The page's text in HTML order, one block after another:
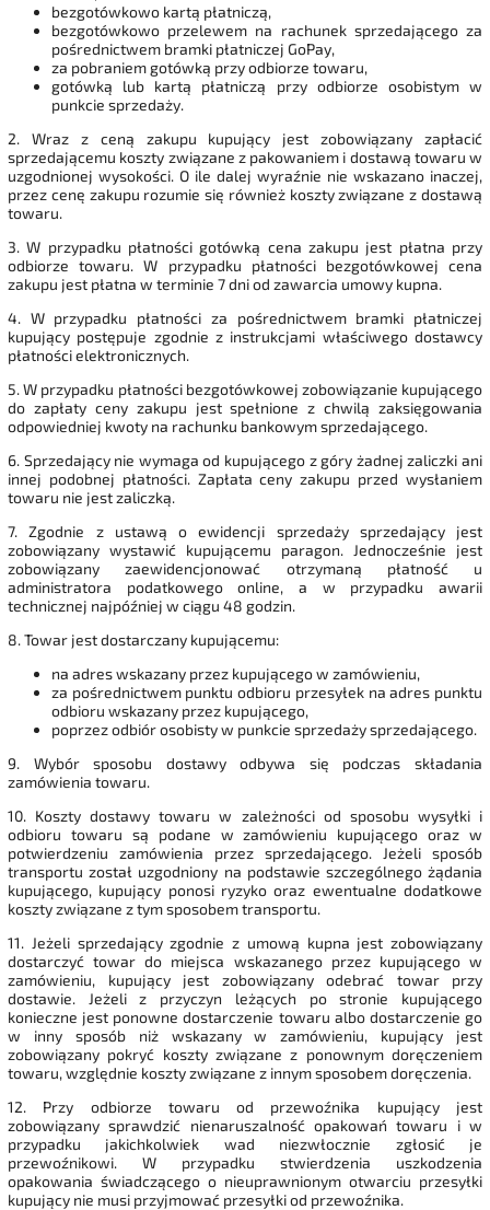
bezgotówkowo kartą płatniczą,
bezgotówkowo przelewem na rachunek sprzedającego za
pośrednictwem bramki płatniczej GoPay,
za pobraniem gotówką przy odbiorze towaru,
gotówką lub kartą płatniczą przy odbiorze osobistym w
punkcie sprzedaży.
2. Wraz z ceną zakupu kupujący jest zobowiązany zapłacić
sprzedającemu koszty związane z pakowaniem i dostawą towaru w
uzgodnionej wysokości. O ile dalej wyraźnie nie wskazano inaczej,
przez cenę zakupu rozumie się również koszty związane z dostawą
towaru.
3. W przypadku płatności gotówką cena zakupu jest płatna przy
odbiorze towaru. W przypadku płatności bezgotówkowej cena
zakupu jest płatna w terminie 7 dni od zawarcia umowy kupna.
4. W przypadku płatności za pośrednictwem bramki płatniczej
kupujący postępuje zgodnie z instrukcjami właściwego dostawcy
płatności elektronicznych.
5. W przypadku płatności bezgotówkowej zobowiązanie kupującego
do zapłaty ceny zakupu jest spełnione z chwilą zaksięgowania
odpowiedniej kwoty na rachunku bankowym sprzedającego.
6. Sprzedający nie wymaga od kupującego z góry żadnej zaliczki ani
innej podobnej płatności. Zapłata ceny zakupu przed wysłaniem
towaru nie jest zaliczką.
7. Zgodnie z ustawą o ewidencji sprzedaży sprzedający jest
zobowiązany wystawić kupującemu paragon. Jednocześnie jest
zobowiązany zaewidencjonować otrzymaną płatność u
administratora podatkowego online, a w przypadku awarii
technicznej najpóźniej w ciągu 48 godzin.
8. Towar jest dostarczany kupującemu:
na adres wskazany przez kupującego w zamówieniu,
za pośrednictwem punktu odbioru przesyłek na adres punktu
odbioru wskazany przez kupującego,
poprzez odbiór osobisty w punkcie sprzedaży sprzedającego.
9. Wybór sposobu dostawy odbywa się podczas składania
zamówienia towaru.
10. Koszty dostawy towaru w zależności od sposobu wysyłki i
odbioru towaru są podane w zamówieniu kupującego oraz w
potwierdzeniu zamówienia przez sprzedającego. Jeżeli sposób
transportu został uzgodniony na podstawie szczególnego żądania
kupującego, kupujący ponosi ryzyko oraz ewentualne dodatkowe
koszty związane z tym sposobem transportu.
11. Jeżeli sprzedający zgodnie z umową kupna jest zobowiązany
dostarczyć towar do miejsca wskazanego przez kupującego w
zamówieniu, kupujący jest zobowiązany odebrać towar przy
dostawie. Jeżeli z przyczyn leżących po stronie kupującego
konieczne jest ponowne dostarczenie towaru albo dostarczenie go
w inny sposób niż wskazany w zamówieniu, kupujący jest
zobowiązany pokryć koszty związane z ponownym doręczeniem
towaru, względnie koszty związane z innym sposobem doręczenia.
12. Przy odbiorze towaru od przewoźnika kupujący jest
zobowiązany sprawdzić nienaruszalność opakowań towaru i w
przypadku jakichkolwiek wad niezwłocznie zgłosić je
przewoźnikowi. W przypadku stwierdzenia uszkodzenia
opakowania świadczącego o nieuprawnionym otwarciu przesyłki
kupujący nie musi przyjmować przesyłki od przewoźnika.